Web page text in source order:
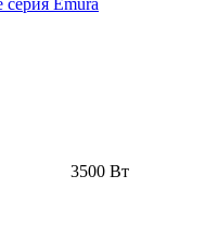
Emura
3500 Вт